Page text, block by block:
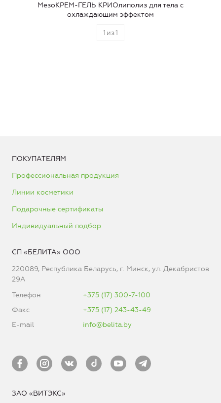
МезоКРЕМ-ГЕЛЬ КРИОлиполиз для тела с
охлаждающим эффектом
1 из1
ПОКУПАТЕЛЯМ
Профессиональная продукция
Линии косметики
Подарочные сертификаты
Индивидуальный подбор
СП «БЕЛИТА» ООО
220089, Республика Беларусь, г. Минск, ул. Декабристов
29А
Телефон
+375 (17) 300-7-100
Факс
+375 (17) 243-43-49
E-mail
info@belita.by
ЗАО «ВИТЭКС»